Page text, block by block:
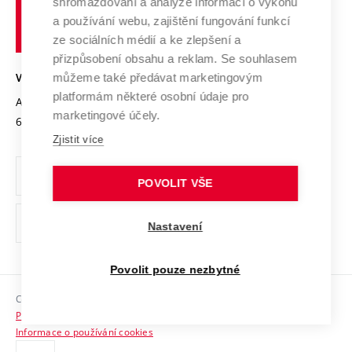
Transfer znalostí
Open Science
Projekty
Projekty ze strukturálních fondů
Specifický výzkum
Služby univerzity
Mezinárodní dohody
Univerzitní sítě
Udržitelná univerzita
Podnikavá univerzita / ContriBUTe
Bezpečná univerzita
Vyznamenání
Organizační struktura
Ochrana osobních údajů
odkaz)
Sociální bezpečí
HR Award
učení
technické
VYSOKÉ UČENÍ TECHNICKÉ V BRNĚ
Antonínská 548/1
602 00 Brno
www.vut.cz
vut@vutbr.cz
Copyright © 2026 VUT
Prohlášení o přístupnosti
Informace o používání cookies
a používání webu, zajištění fungování funkcí
ze sociálních médií a ke zlepšení a
přizpůsobení obsahu a reklam. Se souhlasem
můžeme také předávat marketingovým
platformám některé osobní údaje pro
marketingové účely.
Zjistit více
POVOLIT VŠE
Nastavení
Povolit pouze nezbytné